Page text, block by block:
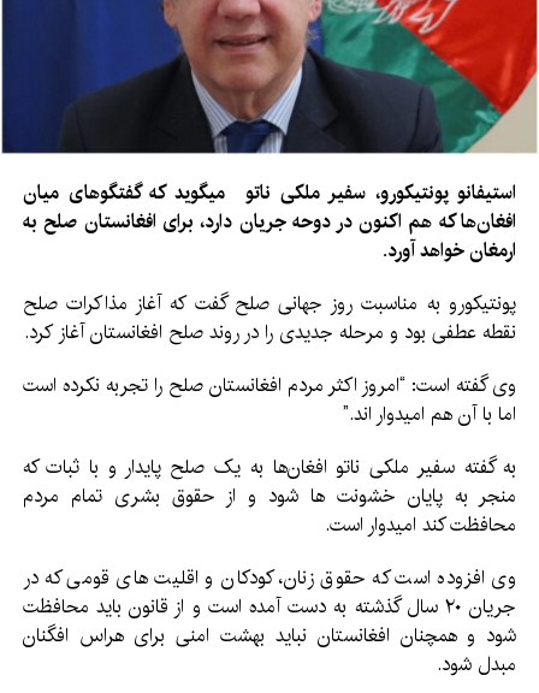
استیفانو پونتیکورو، سفیر ملکی ناتو
میگوید که گفتگوهای میان
افغان‌ها که هم اکنون در دوحه جریان دارد، برای افغانستان صلح به
ارمغان خواهد آورد.
پونتیکورو به مناسبت روز جهانی صلح گفت كه آغاز مذاكرات صلح
نقطه عطفی بود و مرحله جدیدی را در روند صلح افغانستان آغاز كرد.
وی گفته است: “امروز اکثر مردم افغانستان صلح را تجربه نکرده است
اما با آن هم امیدوار اند.”
به گفته سفیر ملکی ناتو افغان‌ها به یک صلح پایدار و با ثبات که
منجر به پایان خشونت ها شود و از حقوق بشری تمام مردم
محافظت کند امیدوار است.
وی افزوده است که حقوق زنان، کودکان و اقلیت های قومی که در
جریان ۲۰ سال گذشته به دست آمده است و از قانون باید محافظت
شود و همچنان افغانستان نباید بهشت امنی برای هراس افگنان
مبدل شود.